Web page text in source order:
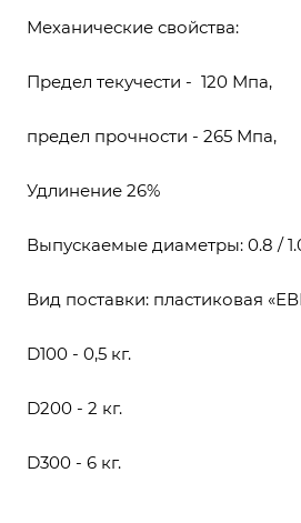
Механические свойства:
Предел текучести - 120 Мпа,
предел прочности - 265 Мпа,
Удлинение 26%
Выпускаемые диаметры: 0.8 /
Вид поставки: пластиковая
D100 - 0,5 кг.
D200 - 2 кг.
D300 - 6 кг.